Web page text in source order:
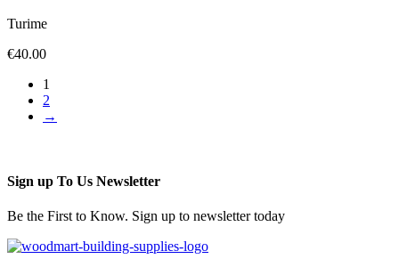
Turime
€40.00
1
2
→
Sign up To Us Newsletter
Be the First to Know. Sign up to newsletter today